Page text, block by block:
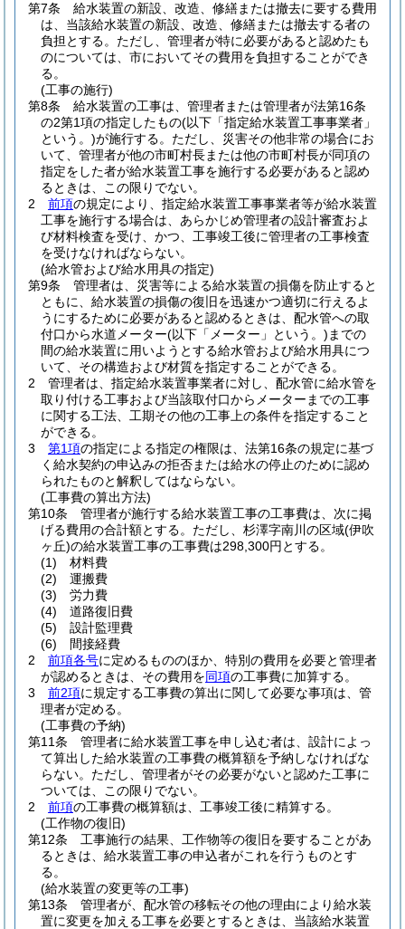
第7条
給水装置の新設、改造、修繕または撤去に要する費用
は、当該給水装置の新設、改造、修繕または撤去する者の
負担とする。 ただし、管理者が特に必要があると認めたも
のについては、市においてその費用を負担することができ
る。
(工事の施行)
第8条
給水装置の工事は、管理者または管理者が法第16条
の2第1項の指定したもの(以下「指定給水装置工事事業者」
という。)が施行する。 ただし、災害その他非常の場合にお
いて、管理者が他の市町村長または他の市町村長が同項の
指定をした者が給水装置工事を施行する必要があると認め
るときは、この限りでない。
2
前項の規定により、指定給水装置工事事業者等が給水装置
工事を施行する場合は、あらかじめ管理者の設計審査およ
び材料検査を受け、かつ、工事竣工後に管理者の工事検査
を受けなければならない。
(給水管および給水用具の指定)
第9条
管理者は、災害等による給水装置の損傷を防止すると
ともに、給水装置の損傷の復旧を迅速かつ適切に行えるよ
うにするために必要があると認めるときは、配水管への取
付口から水道メーター(以下「メーター」という。) までの
間の給水装置に用いようとする給水管および給水用具につ
いて、その構造および材質を指定することができる。
2
管理者は、指定給水装置事業者に対し、配水管に給水管を
取り付ける工事および当該取付口からメーターまでの工事
に関する工法、工期その他の工事上の条件を指定すること
ができる。
3
第1項の指定による指定の権限は、法第16条の規定に基づ
く給水契約の申込みの拒否または給水の停止のために認め
られたものと解釈してはならない。
(工事費の算出方法)
第10条
管理者が施行する給水装置工事の工事費は、次に掲
げる費用の合計額とする。 ただし、杉澤字南川の区域(伊吹
ヶ丘)の給水装置工事の工事費は298,300円とする。
(1)
材料費
(2)
運搬費
(3)
労力費
(4)
道路復旧費
(5)
設計監理費
(6)
間接経費
2
前項各号に定めるもののほか、特別の費用を必要と管理者
が認めるときは、その費用を同項の工事費に加算する。
3
前2項に規定する工事費の算出に関して必要な事項は、管
理者が定める。
(工事費の予納)
第11条
管理者に給水装置工事を申し込む者は、設計によっ
て算出した給水装置の工事費の概算額を予納しなければな
らない。 ただし、管理者がその必要がないと認めた工事に
ついては、この限りでない。
2
前項の工事費の概算額は、工事竣工後に精算する。
(工作物の復旧)
第12条
工事施行の結果、工作物等の復旧を要することがあ
るときは、給水装置工事の申込者がこれを行うものとす
る。
(給水装置の変更等の工事)
第13条
管理者が、配水管の移転その他の理由により給水装
置に変更を加える工事を必要とするときは、当該給水装置